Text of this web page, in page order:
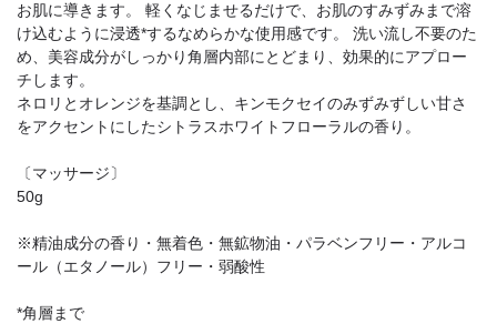
お肌に導きます。 軽くなじませるだけで、お肌のすみずみまで溶
け込むように浸透*するなめらかな使用感です。 洗い流し不要のた
め、美容成分がしっかり角層内部にとどまり、効果的にアプロー
チします。
ネロリとオレンジを基調とし、キンモクセイのみずみずしい甘さ
をアクセントにしたシトラスホワイトフローラルの香り。
〔マッサージ〕
50g
※精油成分の香り・無着色・無鉱物油・パラベンフリー・アルコ
ール（エタノール）フリー・弱酸性
*角層まで